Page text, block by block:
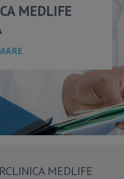
MEDLIFE
MEDLIFE